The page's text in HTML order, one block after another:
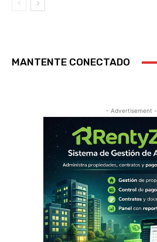
MANTENTE CONECTADO
- Advertisement -